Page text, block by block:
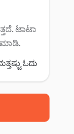
ಟಾಟಾ
ಮಾಡಿ.
ಓದು